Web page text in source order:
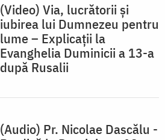
(Video) Via, lucrătorii și
iubirea lui Dumnezeu pentru
lume – Explicații la
Evanghelia Duminicii a 13-a
după Rusalii
(Audio) Pr. Nicolae Dascălu -